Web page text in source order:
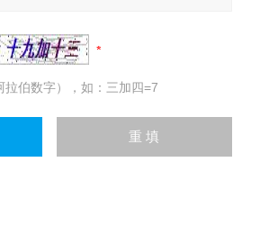
伯数字），如：三加四=7